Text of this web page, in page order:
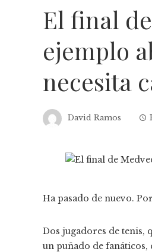
El final
ejemplo
necesita
David Ramos
Ha pasado de nuevo.
Dos jugadores de tenis,
un puñado de fanáticos,